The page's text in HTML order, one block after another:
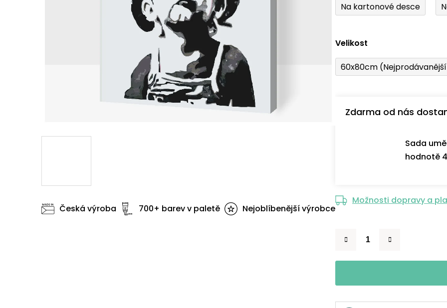
Na kartonové desce
Velikost
60x80cm
Zdarma od nás
Sada
hodnotě
Možnosti dopravy a
Česká výroba 700+ barev v paletě Nejoblíbenější výrobce